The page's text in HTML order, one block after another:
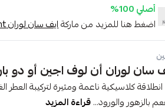
أصلي 100%
اضغط هنا للمزيد من ماركةايف سان لوران Yves Saint Laurent
لوران أن لوف اجين أو دو
كلاسيكية ناعمة ومثيرة لتركيبة
بالزهور والورود...قراءة المزيد